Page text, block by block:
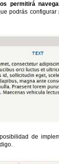
permitirá
podrás configurar
de